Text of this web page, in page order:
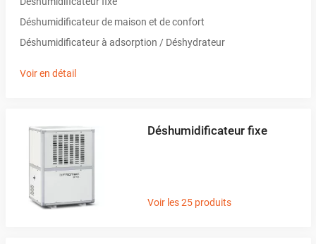
Déshumidificateur de maison et de confort
Déshumidificateur à adsorption / Déshydrateur
Voir en détail
Déshumidificateur fixe
Voir les 25 produits